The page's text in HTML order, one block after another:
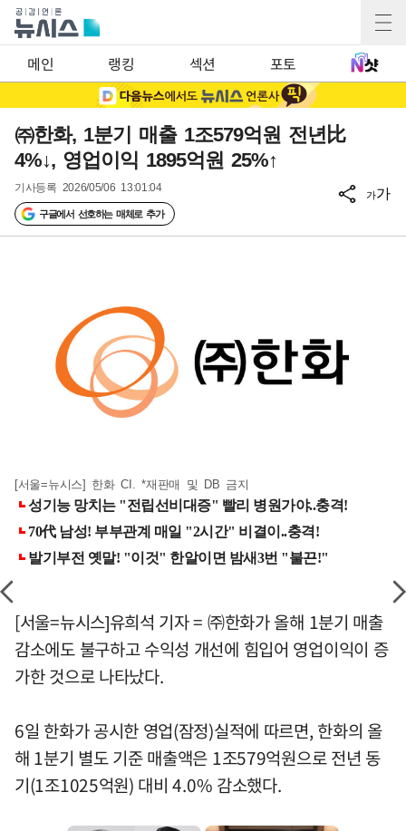
메인 랭킹 섹션 포토
㈜한화, 1분기 매출 1조579억원 전년比
4%↓, 영업이익 1895억원 25%↑
기사등록 2026/05/06 13:01:04
구글에서 선호하는 매체로 추가
가가
[서울=뉴시스] 한화 CI. *재판매 및 DB 금지
[서울=뉴시스]유희석 기자 = ㈜한화가 올해 1분기 매출
감소에도 불구하고 수익성 개선에 힘입어 영업이익이 증
가한 것으로 나타났다.
6일 한화가 공시한 영업(잠정)실적에 따르면, 한화의 올
해 1분기 별도 기준 매출액은 1조579억원으로 전년 동
기(1조1025억원) 대비 4.0% 감소했다.